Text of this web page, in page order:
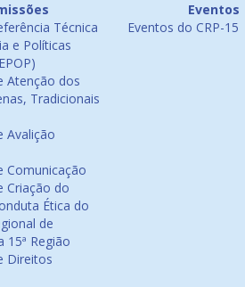
Técnica
e Políticas
Atenção dos
Tradicionais
Avalição
Comunicação
Criação do
Ética do
de
15ª Região
Direitos
Eventos
Eventos do CRP-15